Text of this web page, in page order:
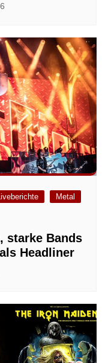
Metal
starke Bands
Headliner